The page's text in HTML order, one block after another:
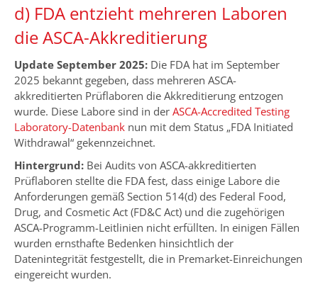
d) FDA entzieht mehreren Laboren
die ASCA-Akkreditierung
Update September 2025: Die FDA hat im September
2025 bekannt gegeben, dass mehreren ASCA-
akkreditierten Prüflaboren die Akkreditierung entzogen
wurde. Diese Labore sind in der ASCA-Accredited Testing
Laboratory-Datenbank nun mit dem Status „FDA Initiated
Withdrawal“ gekennzeichnet.
Hintergrund: Bei Audits von ASCA-akkreditierten
Prüflaboren stellte die FDA fest, dass einige Labore die
Anforderungen gemäß Section 514(d) des Federal Food,
Drug, and Cosmetic Act (FD&C Act) und die zugehörigen
ASCA-Programm-Leitlinien nicht erfüllten. In einigen Fällen
wurden ernsthafte Bedenken hinsichtlich der
Datenintegrität festgestellt, die in Premarket-Einreichungen
eingereicht wurden.